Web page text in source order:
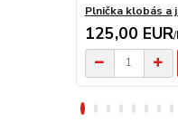
Plnička klobás a
125,00 EUR/